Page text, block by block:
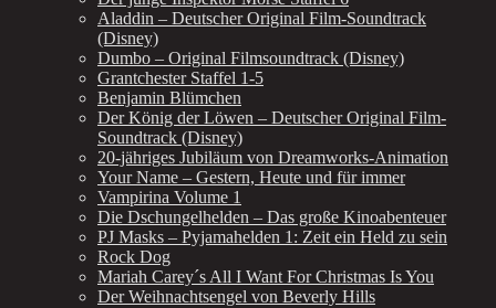
Aladdin – Deutscher Original Film-Soundtrack
(Disney)
Dumbo – Original Filmsoundtrack (Disney)
Grantchester Staffel 1-5
Benjamin Blümchen
Der König der Löwen – Deutscher Original Film-
Soundtrack (Disney)
20-jähriges Jubiläum von Dreamworks-Animation
Your Name – Gestern, Heute und für immer
Vampirina Volume 1
Die Dschungelhelden – Das große Kinoabenteuer
PJ Masks – Pyjamahelden 1: Zeit ein Held zu sein
Rock Dog
Mariah Carey´s All I Want For Christmas Is You
Der Weihnachtsengel von Beverly Hills